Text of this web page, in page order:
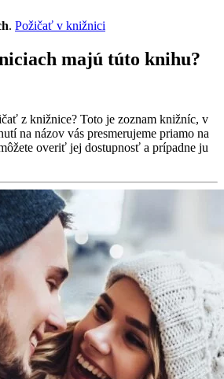
. Požičať v knižnici
majú túto knihu?
z knižnice? Toto je zoznam knižníc, v
na názov vás presmerujeme priamo na
overiť jej dostupnosť a prípadne ju